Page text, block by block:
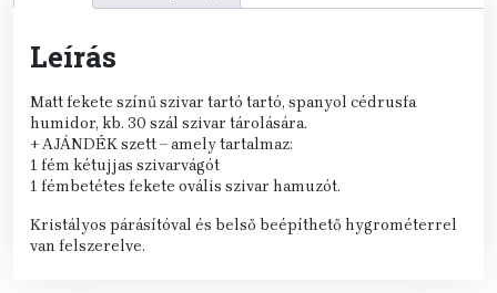
Leírás
Matt fekete színű szivar tartó tartó, spanyol cédrusfa
humidor, kb. 30 szál szivar tárolására.
+ AJÁNDÉK szett – amely tartalmaz:
1 fém kétujjas szivarvágót
1 fémbetétes fekete ovális szivar hamuzót.
Kristályos párásítóval és belső beépíthető hygrométerrel
van felszerelve.